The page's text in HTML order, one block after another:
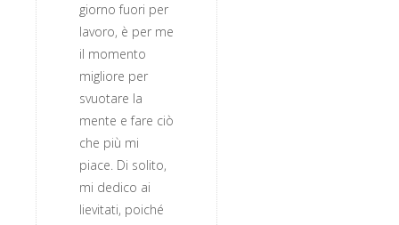
giorno fuori per
lavoro, è per me
il momento
migliore per
svuotare la
mente e fare ciò
che più mi
piace. Di solito,
mi dedico ai
lievitati, poiché